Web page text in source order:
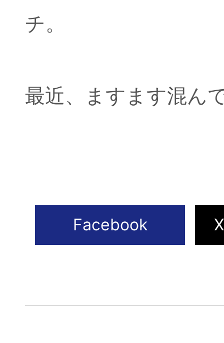
チ。
最近、ますます混ん